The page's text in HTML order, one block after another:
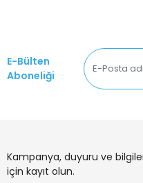
E-Bülten
Aboneliği
Kampanya, duyuru ve
için kayıt olun.